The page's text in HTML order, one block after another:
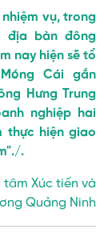
vụ, trong
bàn đông
nay hiện sẽ tổ
Cái gắn
Hưng Trung
nghiệp hai
thực hiện giao
.
tâm Xúc tiến và
Quảng Ninh